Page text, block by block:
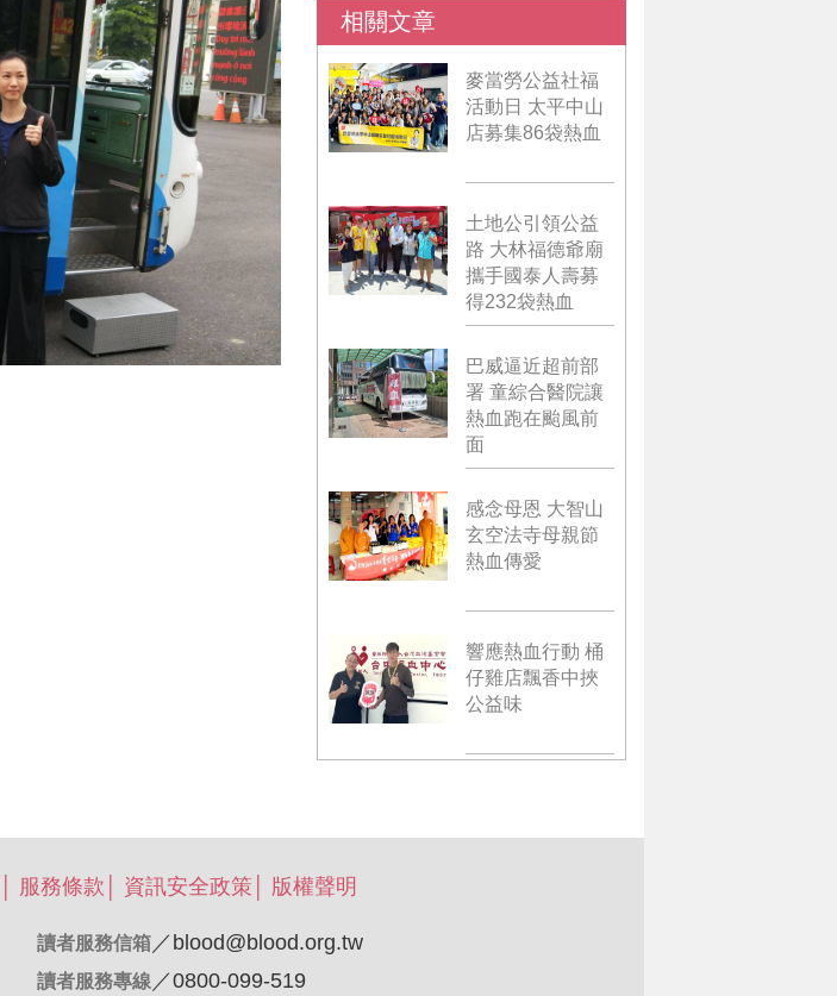
相關文章
麥當勞公益社福
活動日 太平中山
店募集86袋熱血
土地公引領公益
路 大林福德爺廟
攜手國泰人壽募
得232袋熱血
巴威逼近超前部
署 童綜合醫院讓
熱血跑在颱風前
面
感念母恩 大智山
玄空法寺母親節
熱血傳愛
響應熱血行動 桶
仔雞店飄香中挾
公益味
服務條款 資訊安全政策 版權聲明
讀者服務信箱／ blood@blood.org.tw
讀者服務專線 ／0800-099-519